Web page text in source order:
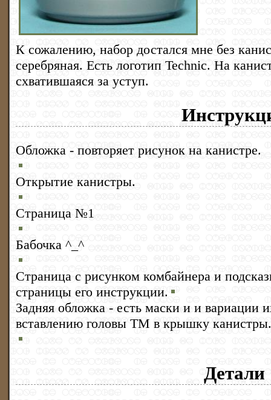
К сожалению, набор достался мне без
серебряная. Есть логотип Technic. На
схватившаяся за уступ.
Обложка - повторяет рисунок на канистре.
Открытие канистры.
Страница №1
Бабочка ^_^
Страница с рисунком комбайнера и
страницы его инструкции.
Задняя обложка - есть маски и и вариации
вставлению головы ТМ в крышку канистры.
Детали